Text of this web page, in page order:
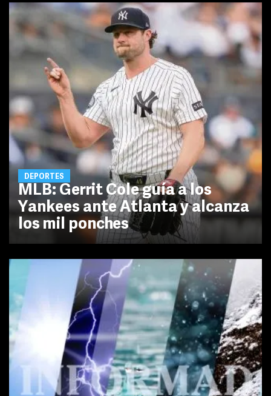
DEPORTES
MLB: Gerrit Cole guía a los
Yankees ante Atlanta y alcanza
los mil ponches